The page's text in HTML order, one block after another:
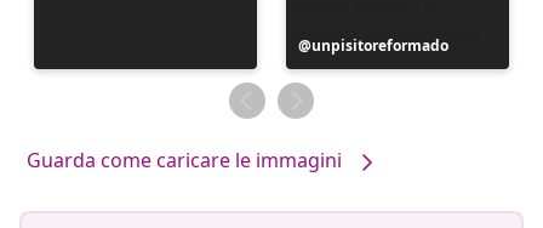
Post
pubblicato
da
unpisitoreformado
Guarda come caricare le immagini